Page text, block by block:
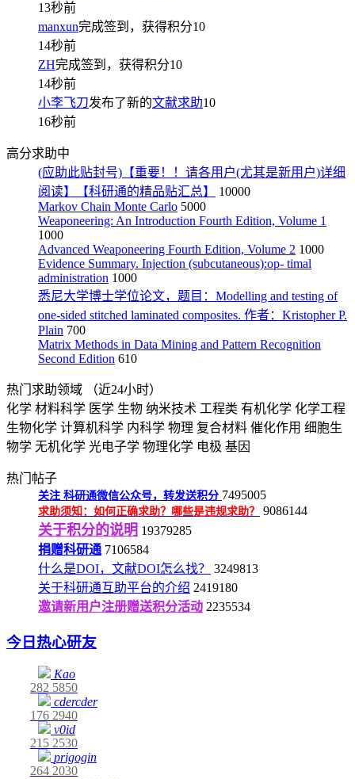
13秒前
manxun完成签到，获得积分10
14秒前
ZH完成签到，获得积分10
14秒前
小李飞刀发布了新的文献求助10
16秒前
高分求助中
(应助此贴封号)【重要！！请各用户(尤其是新用户)详细
阅读】【科研通的精品贴汇总】
10000
Markov Chain Monte Carlo 5000
Weaponeering: An Introduction Fourth Edition, Volume 1
1000
Advanced Weaponeering Fourth Edition, Volume 2 1000
Evidence Summary. Injection (subcutaneous):op- timal
administration 1000
悉尼大学博士学位论文，题目：Modelling and testing of
one-sided stitched laminated composites. 作者：Kristopher P.
Plain 700
Matrix Methods in Data Mining and Pattern Recognition
Second Edition 610
热门求助领域
（近24小时）
化学 材料科学 医学 生物 纳米技术 工程类 有机化学 化学工程
生物化学 计算机科学 内科学 物理 复合材料 催化作用 细胞生
物学 无机化学 光电子学 物理化学 电极 基因
热门帖子
关注 科研通微信公众号，转发送积分 7495005
求助须知：如何正确求助？哪些是违规求助？ 9086144
关于积分的说明 19379285
捐赠科研通 7106584
什么是DOI，文献DOI怎么找？
3249813
关于科研通互助平台的介绍 2419180
邀请新用户注册赠送积分活动 2235534
今日热心研友
Kao
282 5850
cdercder
176 2940
v0id
215 2530
prigogin
264 2030